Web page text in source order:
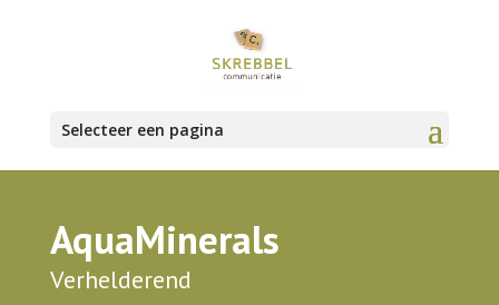
Selecteer een pagina
AquaMinerals
Verhelderend